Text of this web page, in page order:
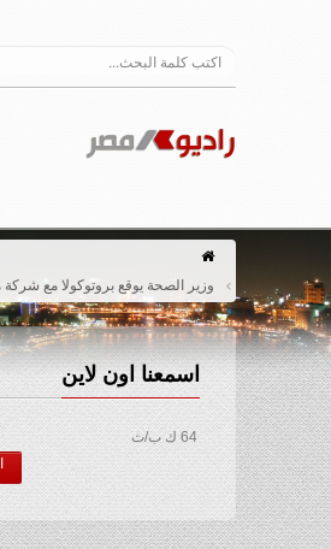
وزير الصحة يوقع بروتوكولا مع شركة موانئ
اسمعنا اون لاين
64 ك ب/ث
استمع الآن